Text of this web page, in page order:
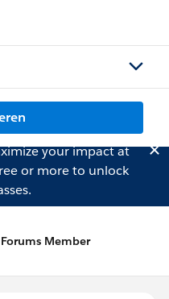
your impact at
or more to unlock
Member